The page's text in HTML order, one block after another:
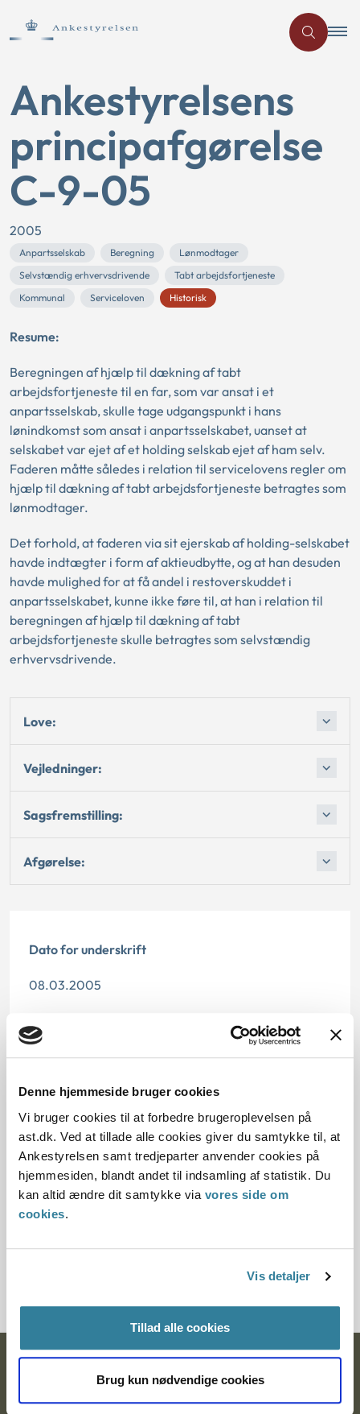
Denne hjemmeside bruger cookies
Vi bruger cookies til at forbedre brugeroplevelsen på
ast.dk. Ved at tillade alle cookies giver du samtykke til, at
Ankestyrelsen samt tredjeparter anvender cookies på
hjemmesiden, blandt andet til indsamling af statistik. Du
kan altid ændre dit samtykke via vores side om
cookies.
Vis detaljer
Tillad alle cookies
Brug kun nødvendige cookies
Ankestyrelsens
principafgørelse
C-9-05
2005
Anpartsselskab Beregning
Lønmodtager
Selvstændig erhvervsdrivende
Tabt arbejdsfortjeneste
Kommunal
Serviceloven Historisk
Resume:
Beregningen af hjælp til dækning af tabt
arbejdsfortjeneste til en far, som var ansat i et
anpartsselskab, skulle tage udgangspunkt i hans
lønindkomst som ansat i anpartsselskabet, uanset at
selskabet var ejet af et holding selskab ejet af ham selv.
Faderen måtte således i relation til servicelovens regler om
hjælp til dækning af tabt arbejdsfortjeneste betragtes som
lønmodtager.
Det forhold, at faderen via sit ejerskab af holding-selskabet
havde indtægter i form af aktieudbytte, og at han desuden
havde mulighed for at få andel i restoverskuddet i
anpartsselskabet, kunne ikke føre til, at han i relation til
beregningen af hjælp til dækning af tabt
arbejdsfortjeneste skulle betragtes som selvstændig
erhvervsdrivende.
Love:
Vejledninger:
Sagsfremstilling:
Afgørelse:
Dato for underskrift
08.03.2005
11.07.2013
Denne principafgørelse er kasseret den 14.
december 2018, da den ikke længere har
vejledningsværdi.
Paragraf
§ 29 § 7 § 28 § 42
Postadresse: